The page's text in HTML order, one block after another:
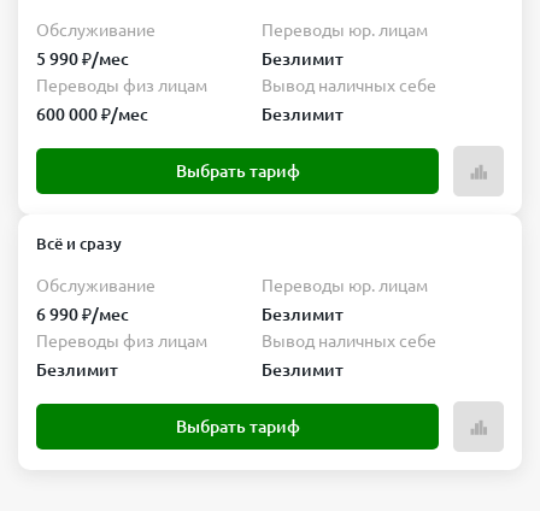
Обслуживание
5 990 ₽/мес
Переводы юр. лицам
Безлимит
Переводы физ лицам
600 000 ₽/мес
Вывод наличных себе
Безлимит
Выбрать тариф
Всё и сразу
Обслуживание
6 990 ₽/мес
Переводы юр. лицам
Безлимит
Переводы физ лицам
Безлимит
Вывод наличных себе
Безлимит
Выбрать тариф